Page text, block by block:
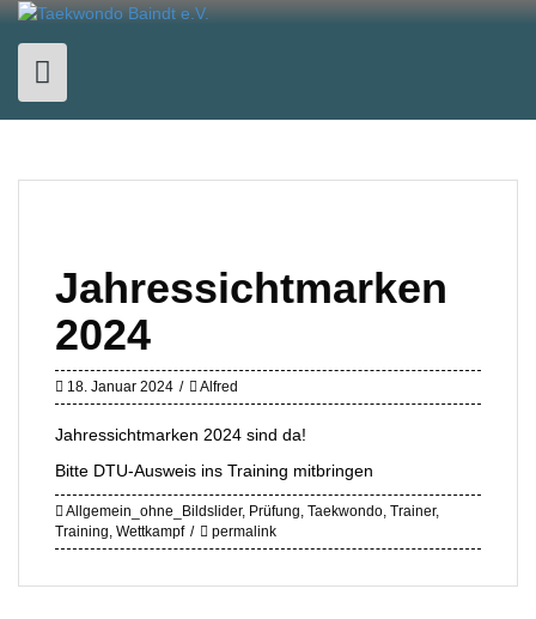
Skip
content
Jahressichtmarken
2024
18. Januar 2024 Alfred
Jahressichtmarken 2024 sind da!
Bitte DTU-Ausweis ins Training mitbringen
Allgemein_ohne_Bildslider, Prüfung, Taekwondo, Trainer,
Training, Wettkampf permalink